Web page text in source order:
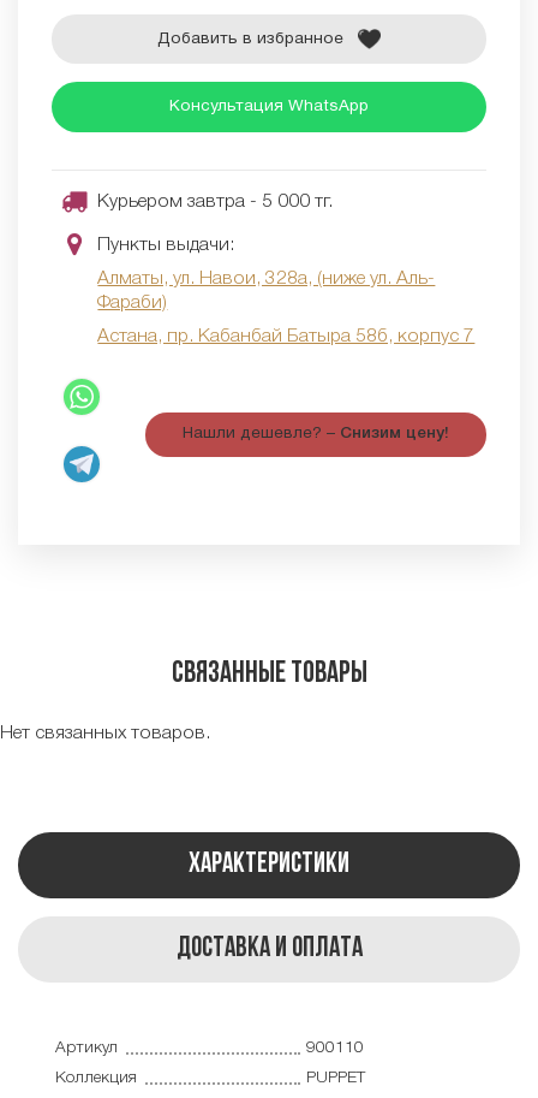
Добавить в избранное
Консультация WhatsApp
Курьером завтра - 5 000 тг.
Пункты выдачи:
Алматы, ул. Навои, 328а, (ниже ул. Аль-
Фараби)
Астана, пр. Кабанбай Батыра 58б, корпус 7
Нашли дешевле? – Снизим цену!
Связанные товары
Нет связанных товаров.
Характеристики
Доставка и оплата
Артикул
900110
Коллекция
PUPPET